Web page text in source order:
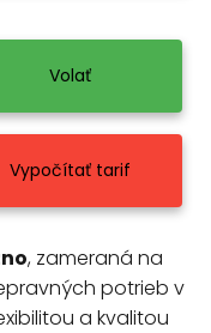
Volať
Vypočítať tarif
, zameraná na
potrieb v
a kvalitou